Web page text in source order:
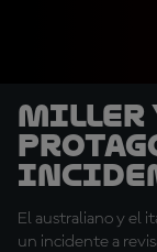
Miller
El australiano y el
un incidente a